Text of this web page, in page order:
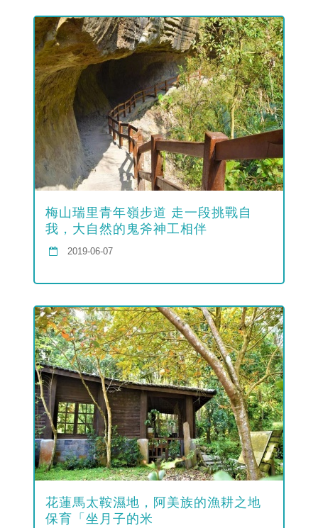
梅山瑞里青年嶺步道 走一段挑戰自
我，大自然的鬼斧神工相伴
2019-06-07
花蓮馬太鞍濕地，阿美族的漁耕之地
保育「坐月子的米